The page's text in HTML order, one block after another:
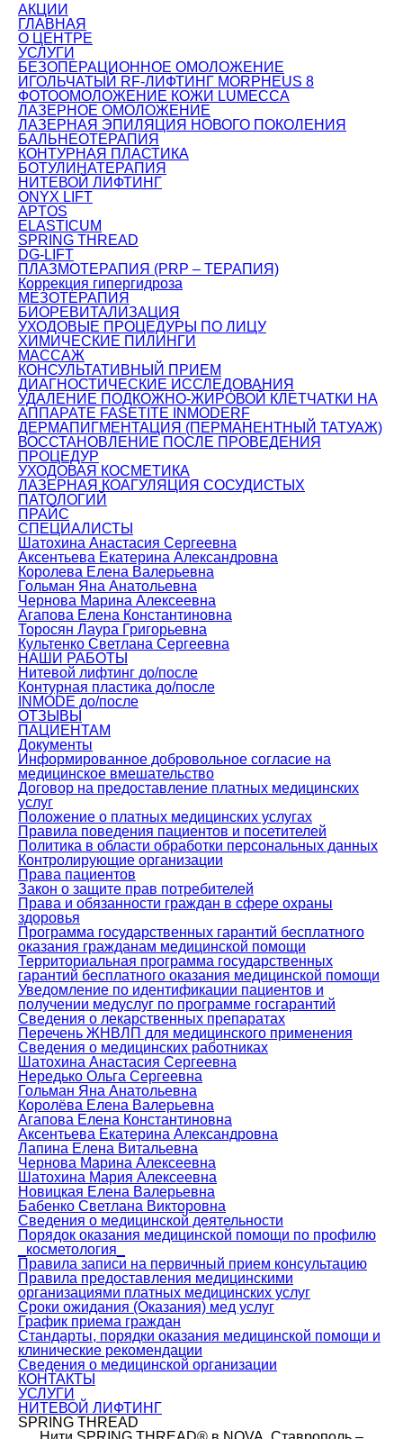
АКЦИИ
ГЛАВНАЯ
О ЦЕНТРЕ
УСЛУГИ
БЕЗОПЕРАЦИОННОЕ ОМОЛОЖЕНИЕ
ИГОЛЬЧАТЫЙ RF-ЛИФТИНГ MORPHEUS 8
ФОТООМОЛОЖЕНИЕ КОЖИ LUMECCA
ЛАЗЕРНОЕ ОМОЛОЖЕНИЕ
ЛАЗЕРНАЯ ЭПИЛЯЦИЯ НОВОГО ПОКОЛЕНИЯ
БАЛЬНЕОТЕРАПИЯ
КОНТУРНАЯ ПЛАСТИКА
БОТУЛИНАТЕРАПИЯ
НИТЕВОЙ ЛИФТИНГ
ONYX LIFT
APTOS
ELASTICUM
SPRING THREAD
DG-LIFT
ПЛАЗМОТЕРАПИЯ (PRP – ТЕРАПИЯ)
Коррекция гипергидроза
МЕЗОТЕРАПИЯ
БИОРЕВИТАЛИЗАЦИЯ
УХОДОВЫЕ ПРОЦЕДУРЫ ПО ЛИЦУ
ХИМИЧЕСКИЕ ПИЛИНГИ
МАССАЖ
КОНСУЛЬТАТИВНЫЙ ПРИЕМ
ДИАГНОСТИЧЕСКИЕ ИССЛЕДОВАНИЯ
УДАЛЕНИЕ ПОДКОЖНО-ЖИРОВОЙ КЛЕТЧАТКИ НА
АППАРАТЕ FASETITE INMODERF
ДЕРМАПИГМЕНТАЦИЯ (ПЕРМАНЕНТНЫЙ ТАТУАЖ)
ВОССТАНОВЛЕНИЕ ПОСЛЕ ПРОВЕДЕНИЯ
ПРОЦЕДУР
УХОДОВАЯ КОСМЕТИКА
ЛАЗЕРНАЯ КОАГУЛЯЦИЯ СОСУДИСТЫХ
ПАТОЛОГИЙ
ПРАЙС
СПЕЦИАЛИСТЫ
Шатохина Анастасия Сергеевна
Аксентьева Екатерина Александровна
Королева Елена Валерьевна
Гольман Яна Анатольевна
Чернова Марина Алексеевна
Агапова Елена Константиновна
Торосян Лаура Григорьевна
Культенко Светлана Сергеевна
НАШИ РАБОТЫ
Нитевой лифтинг до/после
Контурная пластика до/после
INMODE до/после
ОТЗЫВЫ
ПАЦИЕНТАМ
Документы
Информированное добровольное согласие на
медицинское вмешательство
Договор на предоставление платных медицинских
услуг
Положение о платных медицинских услугах
Правила поведения пациентов и посетителей
Политика в области обработки персональных данных
Контролирующие организации
Права пациентов
Закон о защите прав потребителей
Права и обязанности граждан в сфере охраны
здоровья
Программа государственных гарантий бесплатного
оказания гражданам медицинской помощи
Территориальная программа государственных
гарантий бесплатного оказания медицинской помощи
Уведомление по идентификации пациентов и
получении медуслуг по программе госгарантий
Сведения о лекарственных препаратах
Перечень ЖНВЛП для медицинского применения
Сведения о медицинских работниках
Шатохина Анастасия Сергеевна
Нередько Ольга Сергеевна
Гольман Яна Анатольевна
Королёва Елена Валерьевна
Агапова Елена Константиновна
Аксентьева Екатерина Александровна
Лапина Елена Витальевна
Чернова Марина Алексеевна
Шатохина Мария Алексеевна
Новицкая Елена Валерьевна
Бабенко Светлана Викторовна
Сведения о медицинской деятельности
Порядок оказания медицинской помощи по профилю
_косметология_
Правила записи на первичный прием консультацию
Правила предоставления медицинскими
организациями платных медицинских услуг
Сроки ожидания (Оказания) мед услуг
График приема граждан
Стандарты, порядки оказания медицинской помощи и
клинические рекомендации
Сведения о медицинской организации
КОНТАКТЫ
УСЛУГИ
НИТЕВОЙ ЛИФТИНГ
SPRING THREAD